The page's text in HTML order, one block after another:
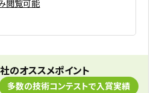
閲覧可能
のオススメポイント
多数の技術コンテストで入賞実績